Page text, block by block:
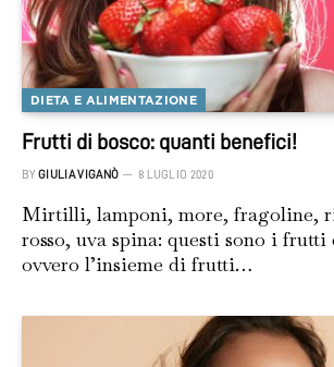
DIETA E ALIMENTAZIONE
Frutti di bosco: quanti benefici!
BY GIULIA VIGANÒ 8 LUGLIO 2020
Mirtilli, lamponi, more, fragoline,
rosso, uva spina: questi sono i frutti
ovvero l’insieme di frutti…